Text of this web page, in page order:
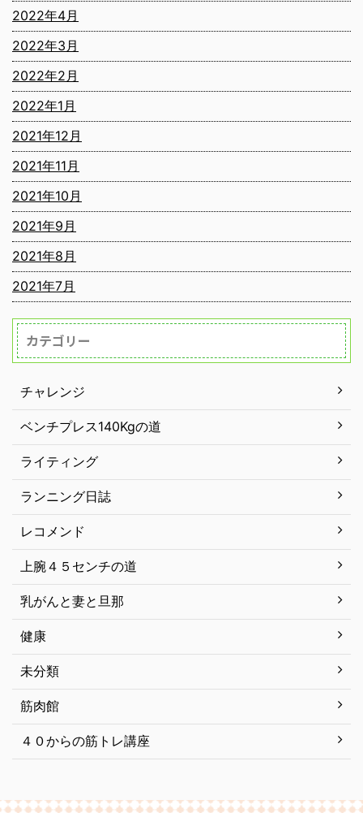
2022年4月
2022年3月
2022年2月
2022年1月
2021年12月
2021年11月
2021年10月
2021年9月
2021年8月
2021年7月
カテゴリー
チャレンジ
ベンチプレス140Kgの道
ライティング
ランニング日誌
レコメンド
上腕４５センチの道
乳がんと妻と旦那
健康
未分類
筋肉館
４０からの筋トレ講座